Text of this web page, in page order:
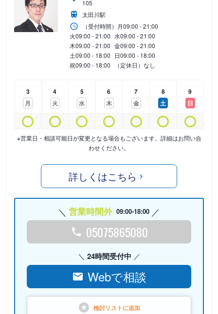
105
太田川駅
（受付時間） 月09:00 - 21:00
火09:00 - 21:00 水09:00 - 21:00
木09:00 - 21:00 金09:00 - 21:00
土09:00 - 18:00 日09:00 - 18:00
祝09:00 - 18:00 （定休日）なし
3
月
4
火
5
水
6
木
7
金
8
土
9
日
※営業日・相談可能日が変更となる場合もございます。詳細はお問い合
わせください。
詳しくはこちら
営業時間外 09:00-18:00
05075865080
24時間受付中
Webで相談
検討リストに追加